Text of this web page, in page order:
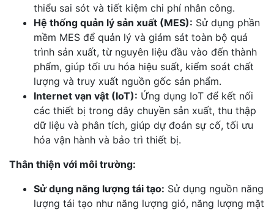
thiểu sai sót và tiết kiệm chi phí nhân công.
Hệ thống quản lý sản xuất (MES): Sử dụng phần
mềm MES để quản lý và giám sát toàn bộ quá
trình sản xuất, từ nguyên liệu đầu vào đến thành
phẩm, giúp tối ưu hóa hiệu suất, kiểm soát chất
lượng và truy xuất nguồn gốc sản phẩm.
Internet vạn vật (IoT): Ứng dụng IoT để kết nối
các thiết bị trong dây chuyền sản xuất, thu thập
dữ liệu và phân tích, giúp dự đoán sự cố, tối ưu
hóa vận hành và bảo trì thiết bị.
Thân thiện với môi trường:
Sử dụng năng lượng tái tạo: Sử dụng nguồn năng
lượng tái tạo như năng lượng gió, năng lượng mặt